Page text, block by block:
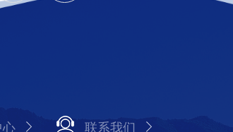
心 联系我们